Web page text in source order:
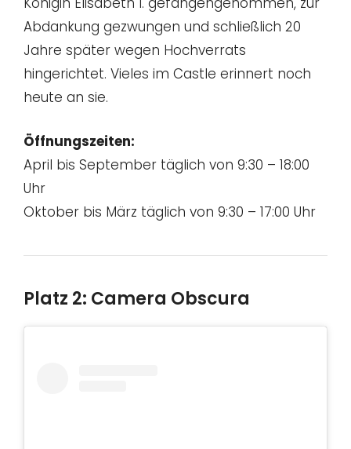
Abdankung gezwungen und schließlich 20
Jahre später wegen Hochverrats
hingerichtet. Vieles im Castle erinnert noch
heute an sie.
Öffnungszeiten:
April bis September täglich von 9:30 – 18:00
Uhr
Oktober bis März täglich von 9:30 – 17:00 Uhr
Platz 2: Camera Obscura